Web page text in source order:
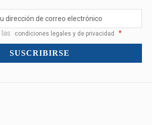
las condiciones legales y de privacidad *
SUSCRIBIRSE